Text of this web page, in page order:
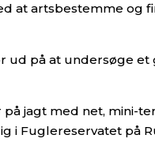
at artsbestemme og
ud på at undersøge
jagt med net, mini-
i Fuglereservatet på